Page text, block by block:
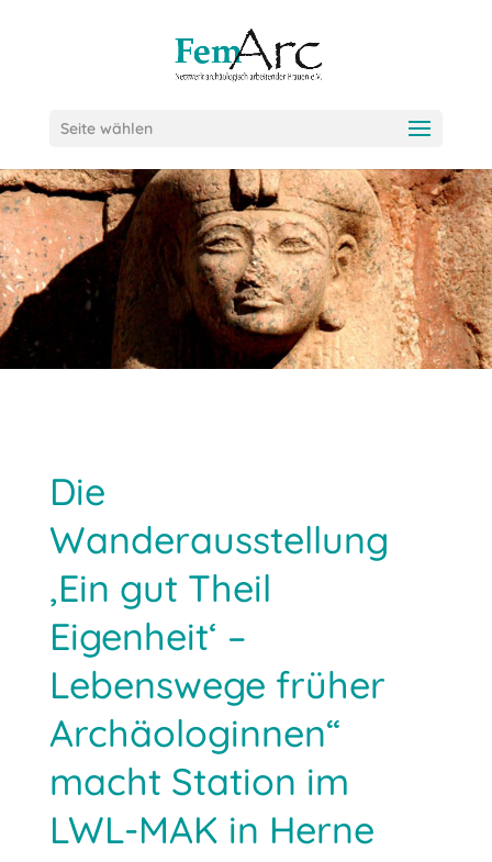
Seite wählen
Die
Wanderausstellung
‚Ein gut Theil
Eigenheit‘ –
Lebenswege früher
Archäologinnen“
macht Station im
LWL-MAK in Herne